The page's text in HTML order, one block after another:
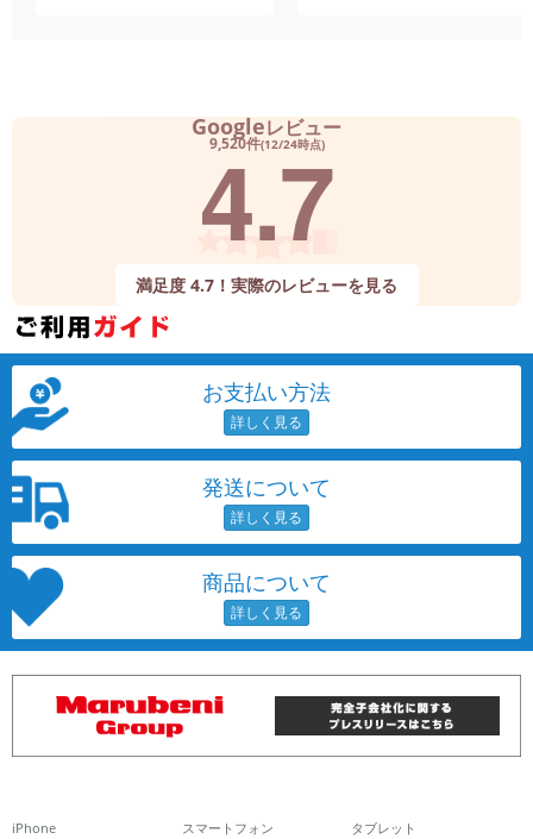
Googleレビュー
9,520件(12/24時点)
4.7
満足度 4.7！実際のレビューを見る
お支払い方法
発送について
商品について
iPhone スマートフォン タブレット